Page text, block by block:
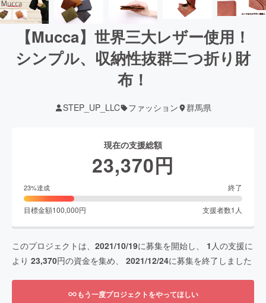
【Mucca】世界三大レザー使用！
シンプル、収納性抜群二つ折り財
布！
STEP_UP_LLC ファッション 群馬県
現在の支援総額
23,370円
23%達成 終了
目標金額100,000円 支援者数1 人
このプロジェクトは、 2021/10/19に募集を開始し、 1 人の支援に
より 23,370円の資金を集め、 2021/12/24に募集を終了しました
もう一度プロジェクトをやってほしい